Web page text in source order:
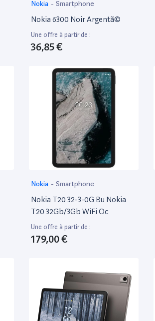
Nokia - Smartphone
Nokia 6300 Noir Argentã©
Une offre à partir de :
36,85 €
Nokia - Smartphone
Nokia T20 32-3-0G Bu Nokia
T20 32Gb/3Gb WiFi Oc
Une offre à partir de :
179,00 €